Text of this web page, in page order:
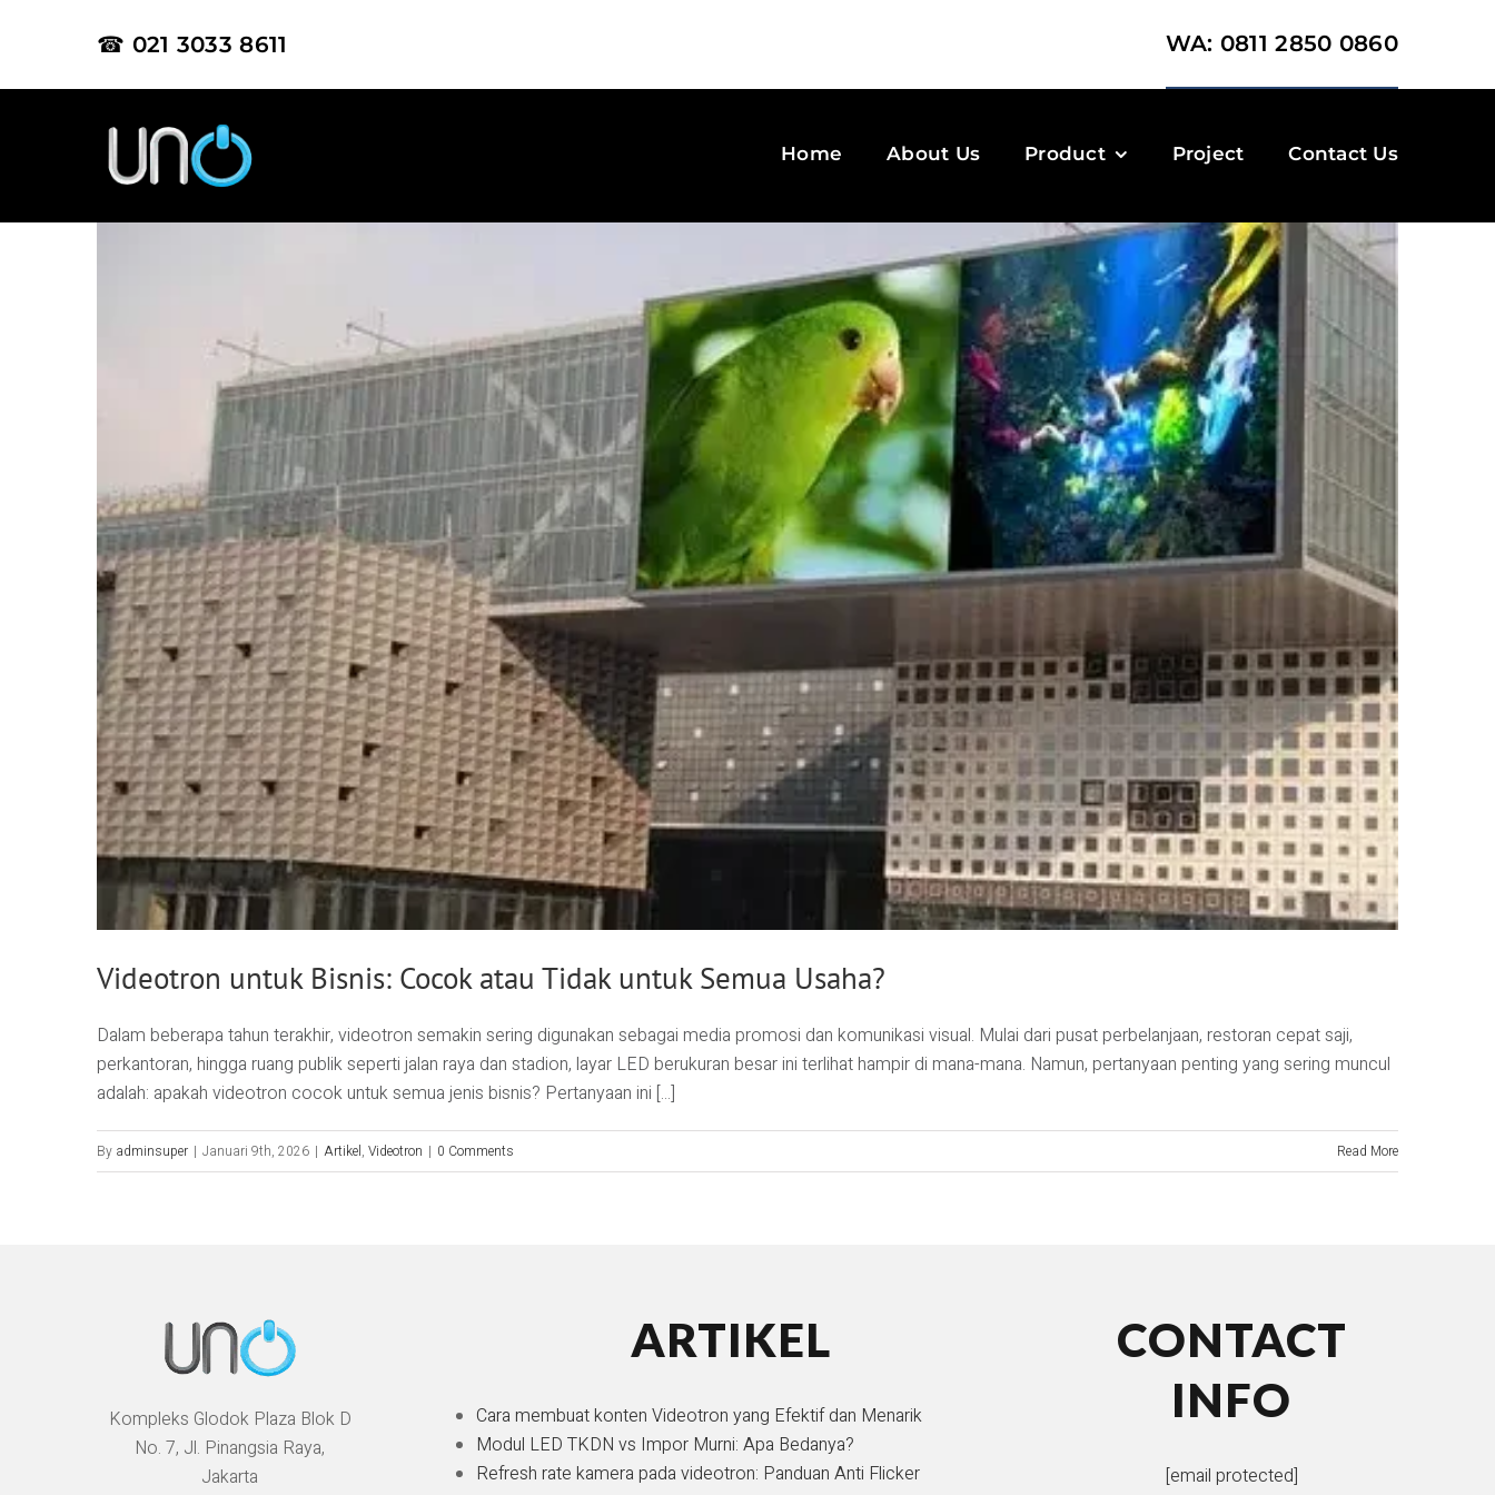
☎ 021 3033 8611 WA: 0811 2850 0860
Home About Us Product Project Contact Us
Videotron untuk Bisnis: Cocok atau Tidak untuk Semua Usaha?
Dalam beberapa tahun terakhir, videotron semakin sering digunakan sebagai media promosi dan komunikasi visual. Mulai dari pusat perbelanjaan, restoran cepat saji,
perkantoran, hingga ruang publik seperti jalan raya dan stadion, layar LED berukuran besar ini terlihat hampir di mana-mana. Namun, pertanyaan penting yang sering muncul
adalah: apakah videotron cocok untuk semua jenis bisnis? Pertanyaan ini [...]
By adminsuper | Januari 9th, 2026 | Artikel, Videotron | 0 Comments Read More
Kompleks Glodok Plaza Blok D
No. 7, Jl. Pinangsia Raya,
Jakarta
ARTIKEL
Cara membuat konten Videotron yang Efektif dan Menarik
Modul LED TKDN vs Impor Murni: Apa Bedanya?
Refresh rate kamera pada videotron: Panduan Anti Flicker
CONTACT
INFO
[email protected]